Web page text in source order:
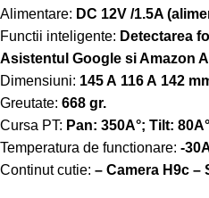
Alimentare: DC 12V /1.5A
Functii inteligente: Detectarea
Asistentul Google si Amazon
Dimensiuni: 145 A 116 A 142
Greutate: 668 gr.
Cursa PT: Pan: 350A°; Tilt: 80A°
Temperatura de functionare: -
Continut cutie: – Camera H9c –